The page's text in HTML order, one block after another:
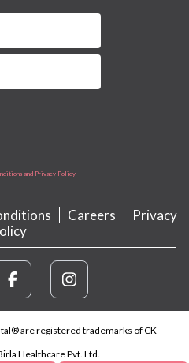
and Privacy Policy
Careers
Privacy
are registered trademarks of CK
Healthcare Pvt. Ltd.